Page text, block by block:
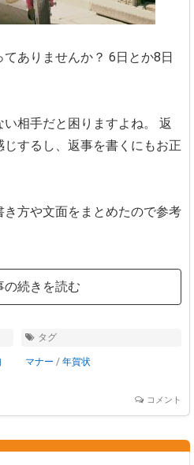
ありませんか？ 6日とか8日
相手だと困りますよね。
返
するし、返事を書くにもお正
方や文面をまとめたので参考
の続きを読む
タグ
マナー / 年賀状
コメント